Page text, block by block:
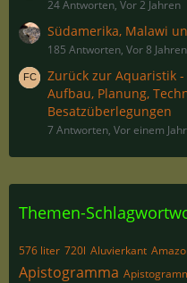
24 Antworten, Vor 2 Jahren
Südamerika, Malawi
185 Antworten, Vor 8 Jahren
Zurück zur Aquaristik
Aufbau, Planung,
Besatzüberlegungen
7 Antworten, Vor einem Jahr
Themen-
576 liter 720l Aluvierkant
Apistogramma